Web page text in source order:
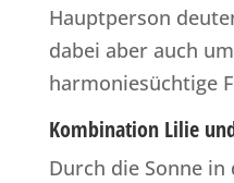
Hauptperson
dabei aber auch
harmoniesüchtige
Kombination Lilie
Durch die Sonne